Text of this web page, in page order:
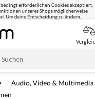
erforderlichen Cookies akzeptiert,
unseres Shops möglicherweise
Um deine Entscheidung zu ändern,
Seit 8 Jahren für dich
Audio, Video & Multimedia